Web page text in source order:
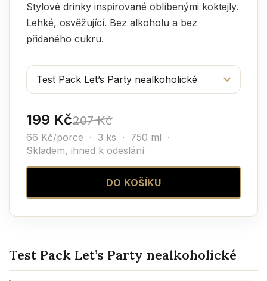
Stylové drinky inspirované oblíbenými koktejly.
Lehké, osvěžující. Bez alkoholu a bez
přidaného cukru.
199 Kč207 Kč
66 Kč/porce · 3 ks · 750 ml ·
Skladem, ihned k odeslání
DO KOŠÍKU
Test Pack Let’s Party nealkoholické